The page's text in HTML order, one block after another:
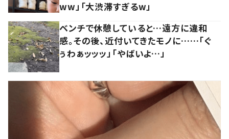
ww」「大渋滞すぎるw」
ベンチで休憩していると…遠方に違和
感。その後、近付いてきたモノに……「ぐ
ぅわぁッッッ」「やばいよ…」